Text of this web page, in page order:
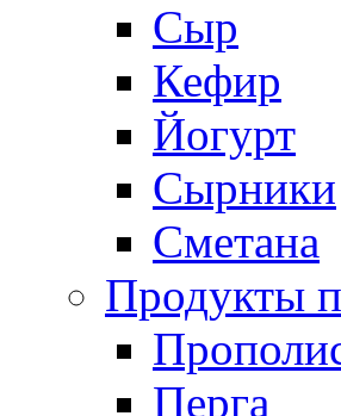
Сыр
Кефир
Йогурт
Сырники
Сметана
Продукты
Перга